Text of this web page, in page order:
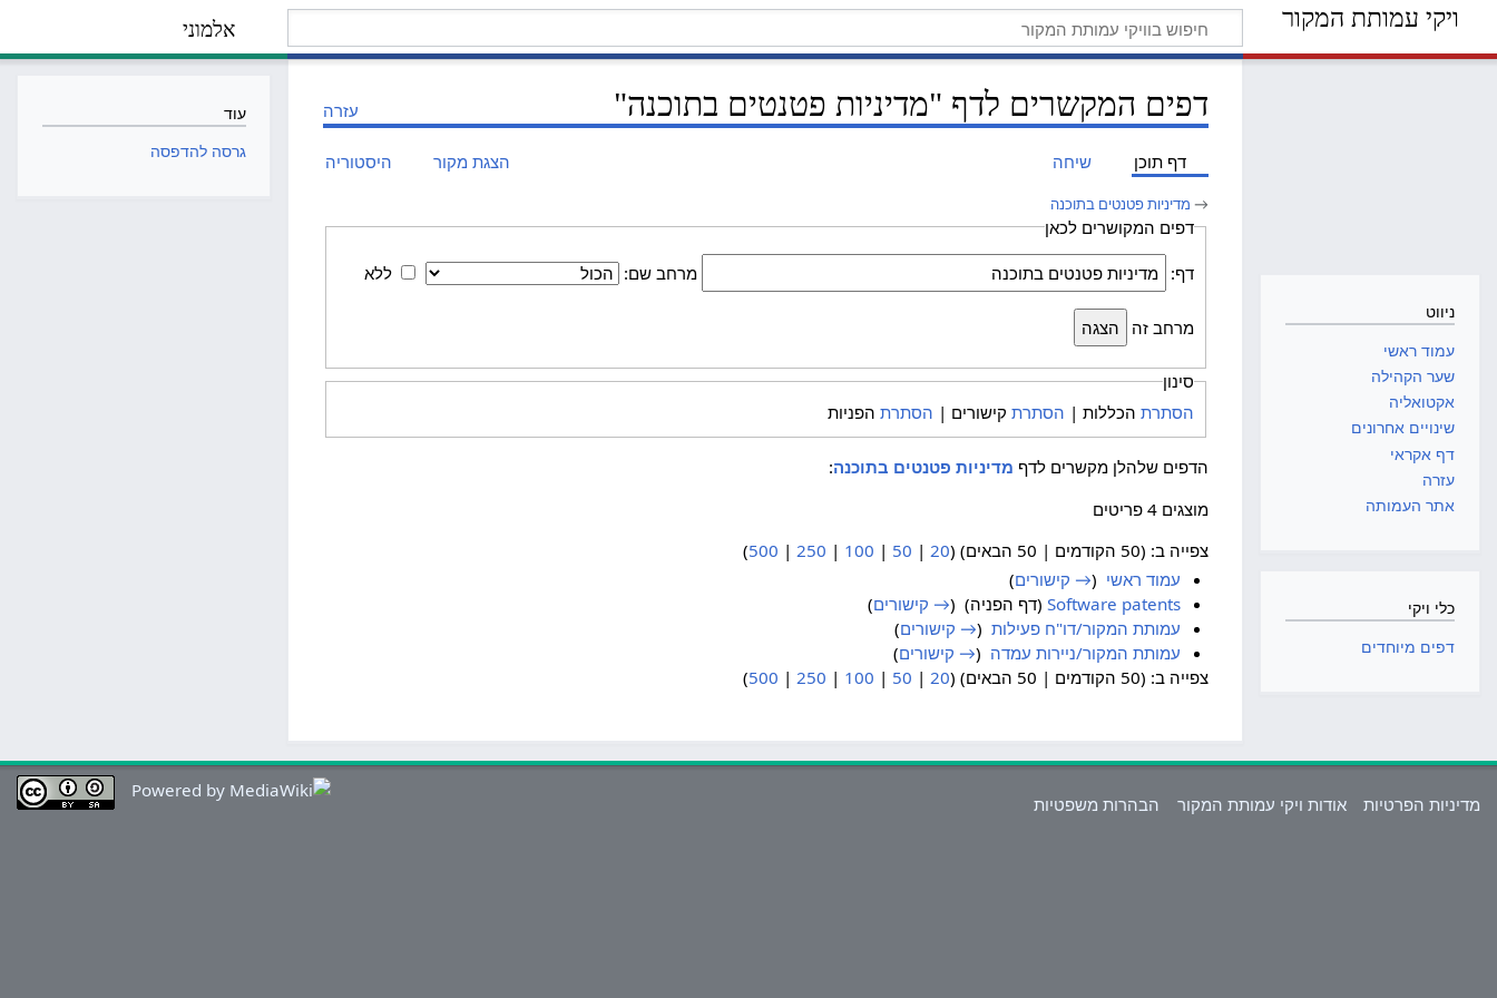
אלמוני ויקי עמותת המקור
עזרה דפים המקשרים לדף "מדיניות פטנטים בתוכנה"
דף תוכן שיחה הצגת מקור היסטוריה
→ מדיניות פטנטים בתוכנה
דפים המקושרים לכאן
דף: מרחב שם: ללא
מרחב זה
סינון
הסתרתהכללות | הסתרתקישורים | הסתרתהפניות
הדפים שלהלן מקשרים לדף מדיניות פטנטים בתוכנה:
מוצגים 4 פריטים
צפייה ב: (50 הקודמים | 50 הבאים) (
20
|
50
|
100
|
250
|
500
)
עמוד ראשי (→ קישורים)
Software patents(דף הפניה) ‏ (→ קישורים)
עמותת המקור/דו"ח פעילות‏
(→ קישורים)
עמותת המקור/ניירות עמדה (→ קישורים)
צפייה ב: (50 הקודמים | 50 הבאים) (
20
|
50
|
100
|
250
|
500
)
ניווט
עמוד ראשי
שער הקהילה
אקטואליה
שינויים אחרונים
דף אקראי
עזרה
אתר העמותה
כלי ויקי
דפים מיוחדים
עוד
גרסה להדפסה
מדיניות הפרטיות אודות ויקי עמותת המקור הבהרות משפטיות